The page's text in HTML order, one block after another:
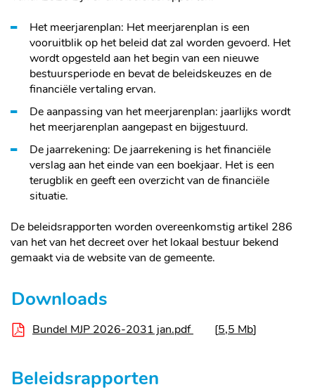
Het meerjarenplan: Het meerjarenplan is een
vooruitblik op het beleid dat zal worden gevoerd. Het
wordt opgesteld aan het begin van een nieuwe
bestuursperiode en bevat de beleidskeuzes en de
financiële vertaling ervan.
De aanpassing van het meerjarenplan: jaarlijks wordt
het meerjarenplan aangepast en bijgestuurd.
De jaarrekening: De jaarrekening is het financiële
verslag aan het einde van een boekjaar. Het is een
terugblik en geeft een overzicht van de financiële
situatie.
De beleidsrapporten worden overeenkomstig artikel 286
van het van het decreet over het lokaal bestuur bekend
gemaakt via de website van de gemeente.
Downloads
Bundel MJP 2026-2031 jan.pdf 5,5 Mb
Beleidsrapporten